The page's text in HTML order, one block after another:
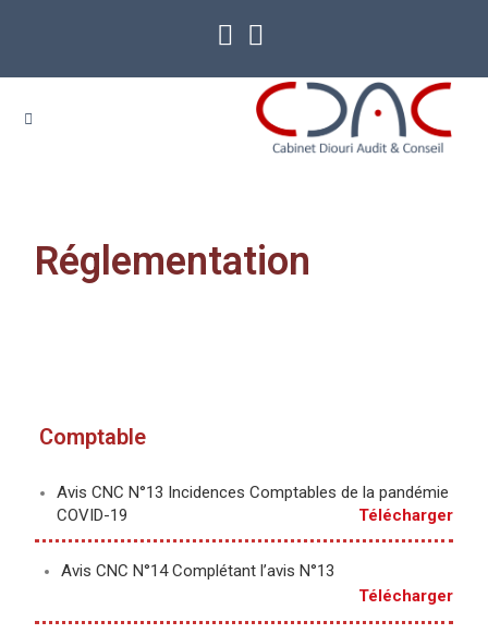
Réglementation
Comptable
Avis CNC N°13 Incidences Comptables de la pandémie
COVID-19
Télécharger
Avis CNC N°14 Complétant l’avis N°13
Télécharger